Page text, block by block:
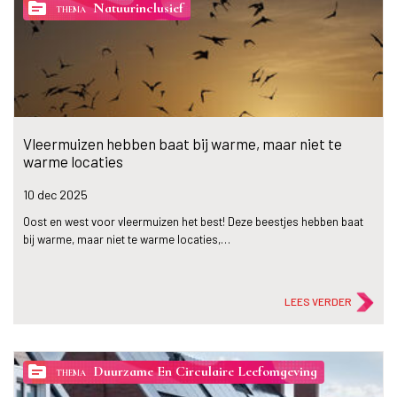
topic THEMA Natuurinclusief
Vleermuizen hebben baat bij warme, maar niet te
warme locaties
10 dec 2025
Oost en west voor vleermuizen het best! Deze beestjes hebben baat
bij warme, maar niet te warme locaties,…
LEES VERDER
topic THEMA Duurzame En Circulaire Leefomgeving